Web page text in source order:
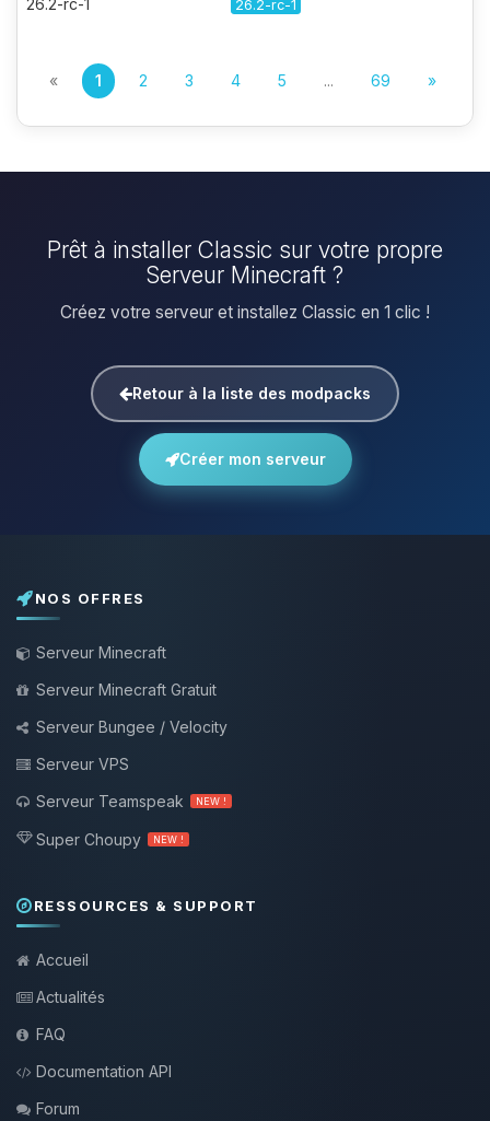
26.2-rc-1 26.2-rc-1
« 1 2 3 4 5 ... 69 »
Prêt à installer Classic sur votre propre
Serveur Minecraft ?
Créez votre serveur et installez Classic en 1 clic !
Retour à la liste des modpacks
Créer mon serveur
NOS OFFRES
Serveur Minecraft
Serveur Minecraft Gratuit
Serveur Bungee / Velocity
Serveur VPS
Serveur Teamspeak
NEW !
Super Choupy NEW !
RESSOURCES & SUPPORT
Accueil
Actualités
FAQ
Documentation API
Forum